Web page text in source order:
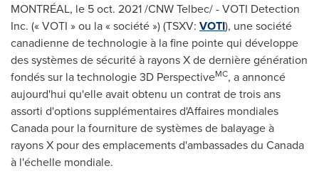
MONTRÉAL, le 5 oct. 2021/CNW Telbec/ - VOTI Detection
Inc. (« VOTI » ou la « société ») (TSXV: VOTI), une société
canadienne de technologie à la fine pointe qui développe
des systèmes de sécurité à rayons X de dernière génération
fondés sur la technologie 3D PerspectiveMC, a annoncé
aujourd'hui qu'elle avait obtenu un contrat de trois ans
assorti d'options supplémentaires d'Affaires mondiales
Canada pour la fourniture de systèmes de balayage à
rayons X pour des emplacements d'ambassades du Canada
à l'échelle mondiale.